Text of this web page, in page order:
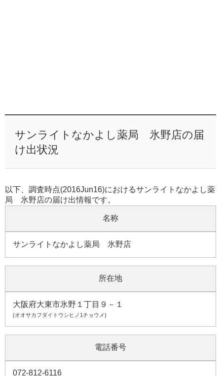
サンライトなかよし薬局 氷野店の届
け出状況
以下、調査時点(2016Jun16)におけるサンライトなかよし薬
局 氷野店の届け出情報です。
名称
サンライトなかよし薬局 氷野店
所在地
大阪府大東市氷野１丁目９－１
(オオサカフダイトウシヒノ1チョウメ)
電話番号
072-812-6116